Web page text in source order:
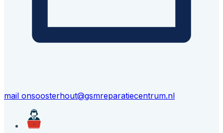
mail onsoosterhout@gsmreparatiecentrum.nl